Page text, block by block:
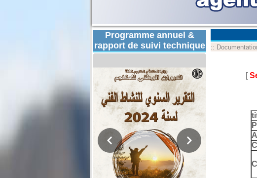
Programme annuel &
rapport de suivi technique
::
[